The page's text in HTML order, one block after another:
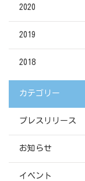
2020
2019
2018
カテゴリー
プレスリリース
お知らせ
イベント